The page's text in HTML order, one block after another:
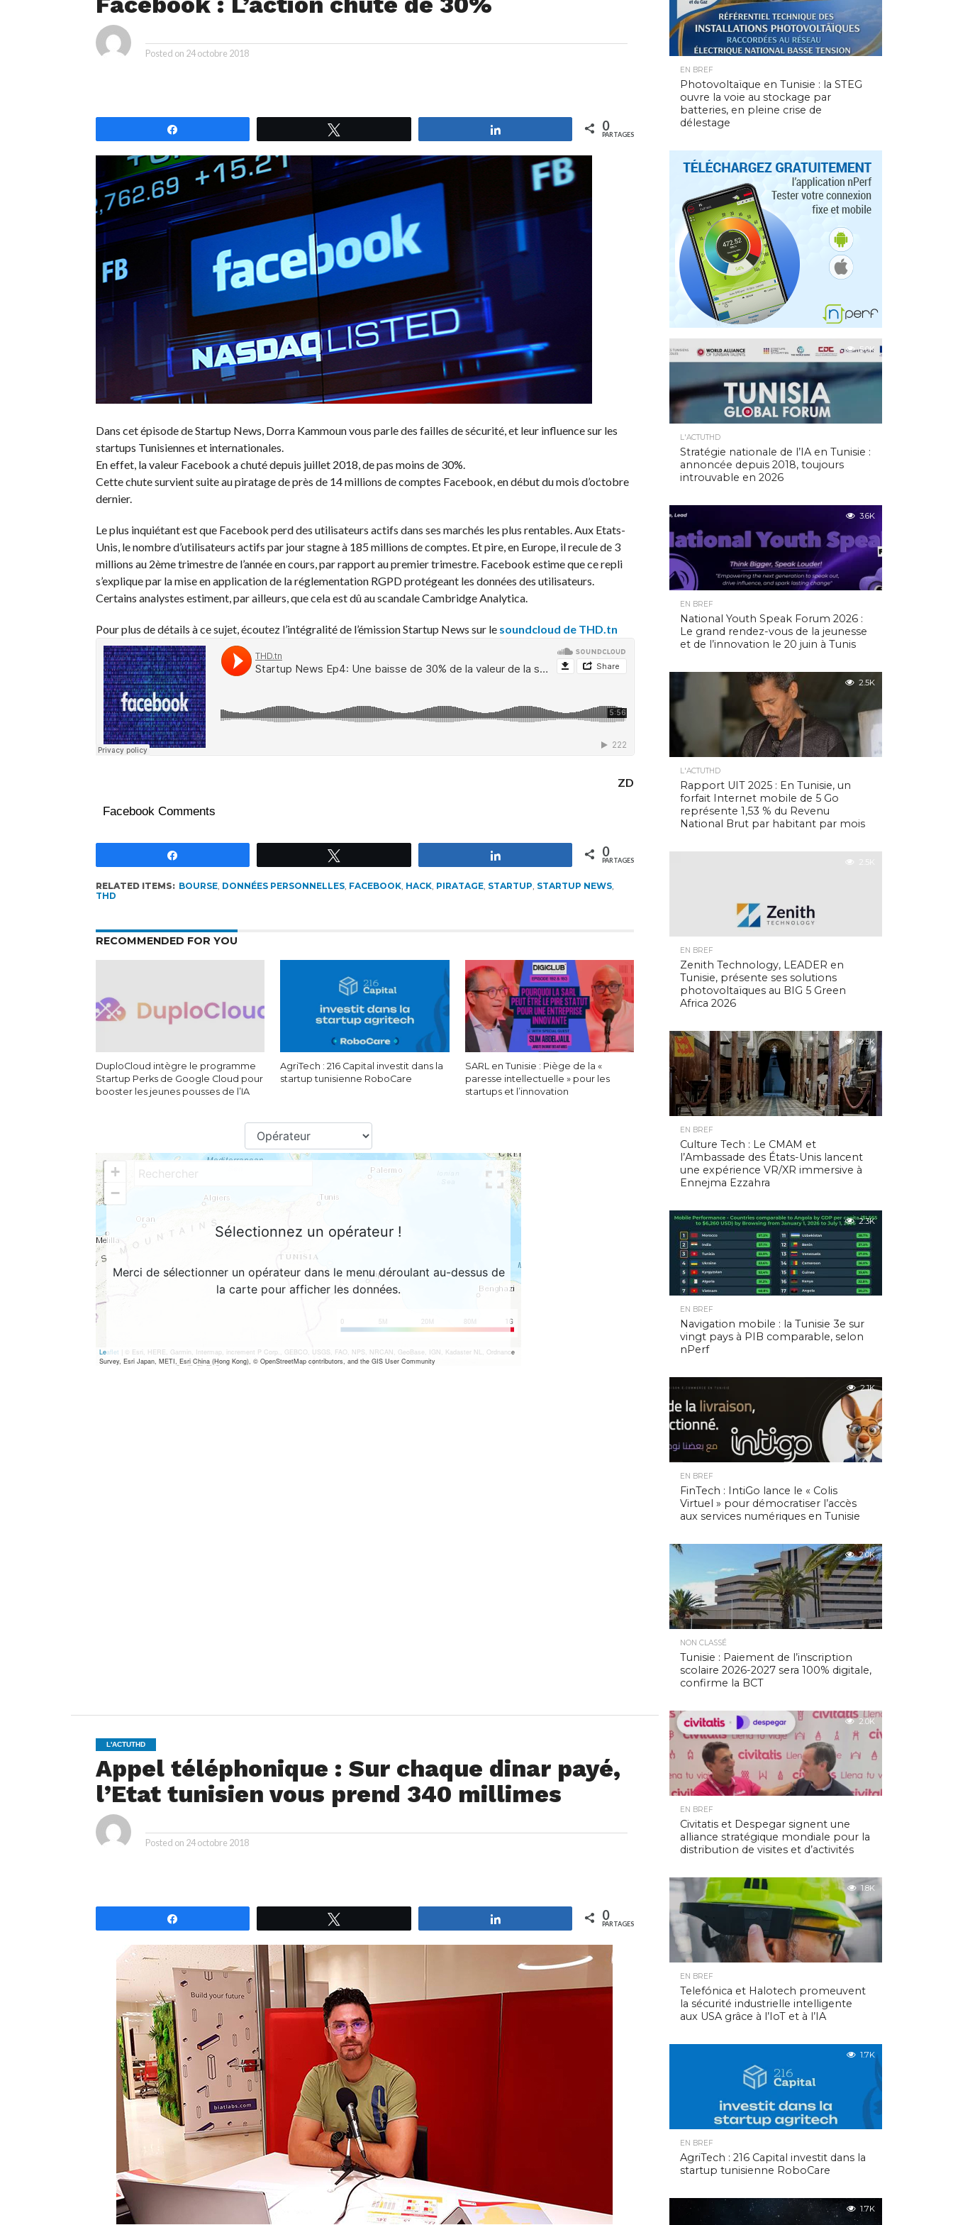
Posted on 24 octobre 2018
0
PARTAGES
Dans cet épisode de Startup News, Dorra Kammoun vous parle des failles de sécurité, et leur influence sur les
startups Tunisiennes et internationales.
En effet, la valeur Facebook a chuté depuis juillet 2018, de pas moins de 30%.
Cette chute survient suite au piratage de près de 14 millions de comptes Facebook, en début du mois d’octobre
dernier.
Le plus inquiétant est que Facebook perd des utilisateurs actifs dans ses marchés les plus rentables. Aux Etats-
Unis, le nombre d’utilisateurs actifs par jour stagne à 185 millions de comptes. Et pire, en Europe, il recule de 3
millions au 2ème trimestre de l’année en cours, par rapport au premier trimestre. Facebook estime que ce repli
s’explique par la mise en application de la réglementation RGPD protégeant les données des utilisateurs.
Certains analystes estiment, par ailleurs, que cela est dû au scandale Cambridge Analytica.
Pour plus de détails à ce sujet, écoutez l’intégralité de l’émission Startup News sur le soundcloud de THD.tn
ZD
Facebook Comments
0
PARTAGES
RELATED ITEMS: BOURSE, DONNÉES PERSONNELLES, FACEBOOK, HACK, PIRATAGE, STARTUP, STARTUP NEWS,
THD
RECOMMENDED FOR YOU
DuploCloud intègre le programme
Startup Perks de Google Cloud pour
booster les jeunes pousses de l’IA
AgriTech : 216 Capital investit dans la
startup tunisienne RoboCare
SARL en Tunisie : Piège de la «
paresse intellectuelle » pour les
startups et l’innovation
L'ACTUTHD
Appel téléphonique : Sur chaque dinar payé,
l’Etat tunisien vous prend 340 millimes
Posted on 24 octobre 2018
0
PARTAGES
EN BREF
Photovoltaïque en Tunisie : la STEG
ouvre la voie au stockage par
batteries, en pleine crise de
délestage
5.0K
L'ACTUTHD
Stratégie nationale de l’IA en Tunisie :
annoncée depuis 2018, toujours
introuvable en 2026
3.6K
EN BREF
National Youth Speak Forum 2026 :
Le grand rendez-vous de la jeunesse
et de l’innovation le 20 juin à Tunis
2.5K
L'ACTUTHD
Rapport UIT 2025 : En Tunisie, un
forfait Internet mobile de 5 Go
représente 1,53 % du Revenu
National Brut par habitant par mois
2.5K
EN BREF
Zenith Technology, LEADER en
Tunisie, présente ses solutions
photovoltaïques au BIG 5 Green
Africa 2026
2.5K
EN BREF
Culture Tech : Le CMAM et
l’Ambassade des États-Unis lancent
une expérience VR/XR immersive à
Ennejma Ezzahra
2.3K
EN BREF
Navigation mobile : la Tunisie 3e sur
vingt pays à PIB comparable, selon
nPerf
2.1K
EN BREF
FinTech : IntiGo lance le « Colis
Virtuel » pour démocratiser l’accès
aux services numériques en Tunisie
2.0K
NON CLASSÉ
Tunisie : Paiement de l’inscription
scolaire 2026-2027 sera 100% digitale,
confirme la BCT
2.0K
EN BREF
Civitatis et Despegar signent une
alliance stratégique mondiale pour la
distribution de visites et d’activités
1.8K
EN BREF
Telefónica et Halotech promeuvent
la sécurité industrielle intelligente
aux USA grâce à l’IoT et à l’IA
1.7K
EN BREF
AgriTech : 216 Capital investit dans la
startup tunisienne RoboCare
1.7K